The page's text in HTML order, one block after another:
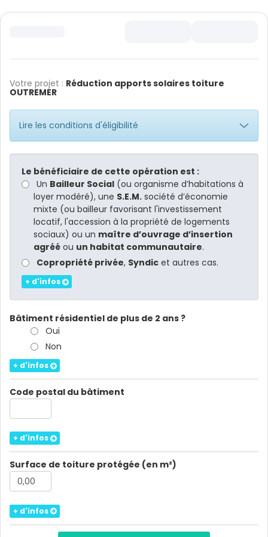
Votre projet : Réduction apports solaires toiture
OUTREMER
Lire les conditions d'éligibilité
Le bénéficiaire de cette opération est :
Un Bailleur Social (ou organisme d’habitations à
loyer modéré), une S.E.M. société d’économie
mixte (ou bailleur favorisant l'investissement
locatif, l'accession à la propriété de logements
sociaux) ou un maître d’ouvrage d’insertion
agréé ou un habitat communautaire.
Copropriété privée, Syndic et autres cas.
+ d'infos
Bâtiment résidentiel de plus de 2 ans ?
Oui
Non
+ d'infos
Code postal du bâtiment
+ d'infos
Surface de toiture protégée (en m²)
+ d'infos